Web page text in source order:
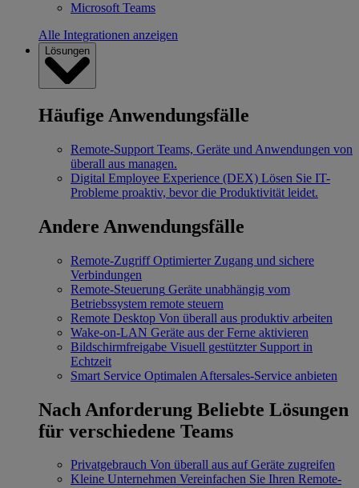
Microsoft Teams
Alle Integrationen anzeigen
Lösungen
Häufige Anwendungsfälle
Remote-Support Teams, Geräte und Anwendungen von
überall aus managen.
Digital Employee Experience (DEX) Lösen Sie IT-
Probleme proaktiv, bevor die Produktivität leidet.
Andere Anwendungsfälle
Remote-Zugriff Optimierter Zugang und sichere
Verbindungen
Remote-Steuerung Geräte unabhängig vom
Betriebssystem remote steuern
Remote Desktop Von überall aus produktiv arbeiten
Wake-on-LAN Geräte aus der Ferne aktivieren
Bildschirmfreigabe Visuell gestützter Support in
Echtzeit
Smart Service Optimalen Aftersales-Service anbieten
Nach Anforderung Beliebte Lösungen
für verschiedene Teams
Privatgebrauch Von überall aus auf Geräte zugreifen
Kleine Unternehmen Vereinfachen Sie Ihren Remote-